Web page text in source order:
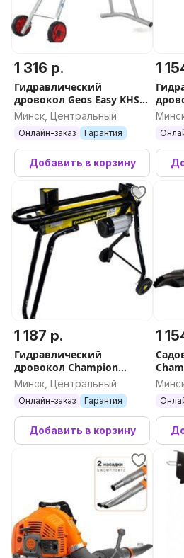
1 316 р.
Гидравлический
дровокол Geos Easy KHS
5204 213251
Минск, Центральный
Онлайн-заказ Гарантия
Добавить в корзину
1
1 187 р.
Гидравлический
дровокол Champion
LSH5001H
Минск, Центральный
Онлайн-заказ Гарантия
Добавить в корзину
1